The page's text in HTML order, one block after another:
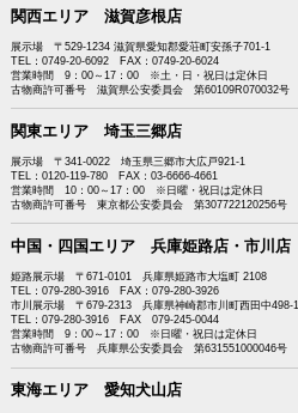
関西エリア 滋賀彦根店
展示場 〒529-1234 滋賀県愛知郡愛荘町安孫子701-1
TEL：0749-20-6092 FAX：0749-20-6024
営業時間 9：00～17：00 ※土・日・祝日は定休日
古物商許可番号 滋賀県公安委員会 第60109R070032号
関東エリア 埼玉三郷店
展示場 〒341-0022 埼玉県三郷市大広戸921-1
TEL：0120-119-780 FAX：03-6666-4661
営業時間 10：00～17：00 ※日曜・祝日は定休日
古物商許可番号 東京都公安委員会 第307722120256号
中国・四国エリア 兵庫姫路店・市川店
姫路展示場 〒671-0101 兵庫県姫路市大塩町 2108
TEL：079-280-3916 FAX：079-280-3926
市川展示場 〒679-2313 兵庫県神崎郡市川町西田中498-1
TEL：079-280-3916 FAX 079-245-0044
営業時間 9：00～17：00 ※日曜・祝日は定休日
古物商許可番号 兵庫県公安委員会 第631551000046号
東海エリア 愛知犬山店